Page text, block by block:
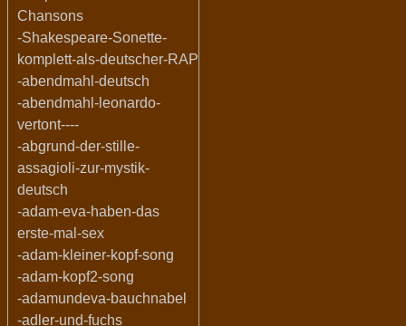
Chansons
-Shakespeare-Sonette-
komplett-als-deutscher-RAP
-abendmahl-deutsch
-abendmahl-leonardo-
vertont----
-abgrund-der-stille-
assagioli-zur-mystik-
deutsch
-adam-eva-haben-das
erste-mal-sex
-adam-kleiner-kopf-song
-adam-kopf2-song
-adamundeva-bauchnabel
-adler-und-fuchs